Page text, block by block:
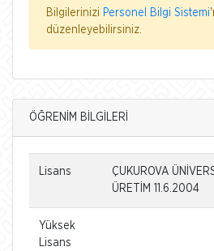
Bilgilerinizi Personel Bilgi Sistemi
düzenleyebilirsiniz.
ÖĞRENİM BİLGİLERİ
Lisans
ÇUKUROVA
ÜRETİM 11.6.2004
Yüksek
Lisans